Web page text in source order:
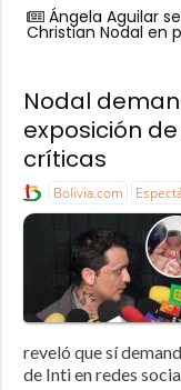
Ángela Aguilar
Christian Nodal en
Nodal
exposición
críticas
Bolivia.com
reveló que sí
de Inti en redes